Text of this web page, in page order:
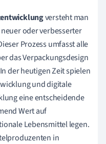
versteht man
oder verbesserter
Prozess umfasst alle
das Verpackungsdesign
der heutigen Zeit spielen
und digitale
eine entscheidende
Wert auf
Lebensmittel legen.
in